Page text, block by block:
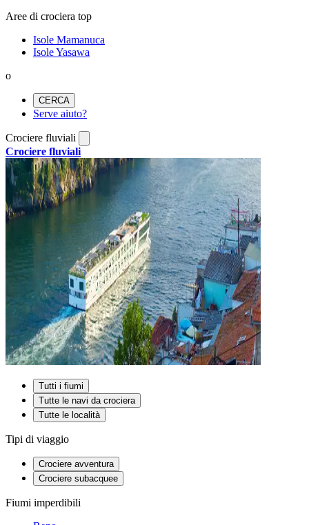
Aree di crociera top
Isole Mamanuca
Isole Yasawa
o
CERCA
Serve aiuto?
Crociere fluviali
Crociere fluviali
Tutti i fiumi
Tutte le navi da crociera
Tutte le località
Tipi di viaggio
Crociere avventura
Crociere subacquee
Fiumi imperdibili